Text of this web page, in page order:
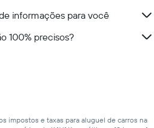
informações para você
100% precisos?
impostos e taxas para aluguel de carros na